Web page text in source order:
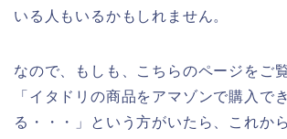
いる人もいるかもしれません。
なので、もしも、こちらのページをご
「イタドリの商品をアマゾンで購入で
る・・・」という方がいたら、これか